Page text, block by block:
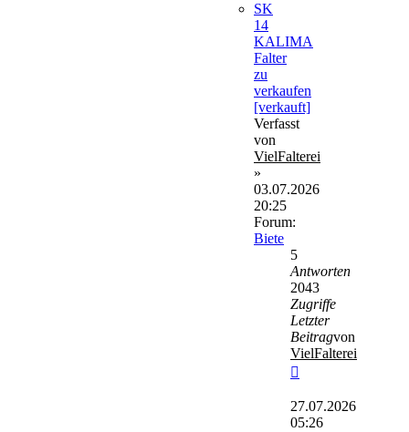
SK
14
KALIMA
Falter
zu
verkaufen
[verkauft]
Verfasst
von
VielFalterei
»
03.07.2026
20:25
Forum:
Biete
5
Antworten
2043
Zugriffe
Letzter
Beitragvon
VielFalterei
Beitrag
27.07.2026
05:26